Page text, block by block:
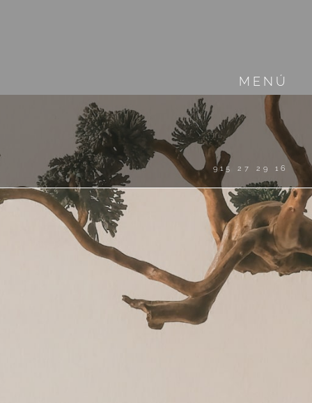
MENÚ
915 27 29 16